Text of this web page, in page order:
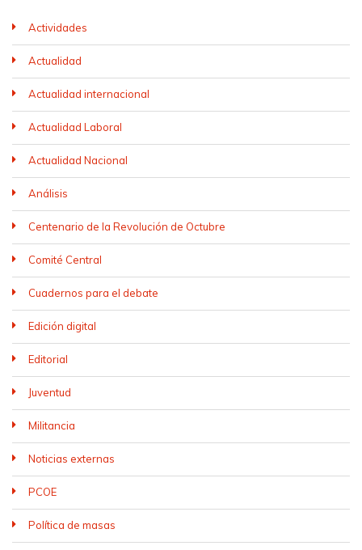
Actividades
Actualidad
Actualidad internacional
Actualidad Laboral
Actualidad Nacional
Análisis
Centenario de la Revolución de Octubre
Comité Central
Cuadernos para el debate
Edición digital
Editorial
Juventud
Militancia
Noticias externas
PCOE
Política de masas